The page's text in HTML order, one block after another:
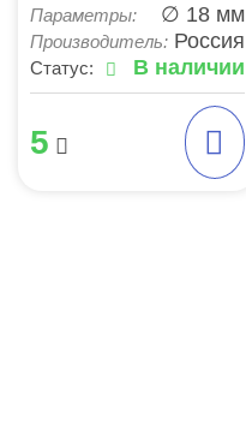
Параметры: ∅ 18 мм
Производитель: Россия
Статус: В наличии
5